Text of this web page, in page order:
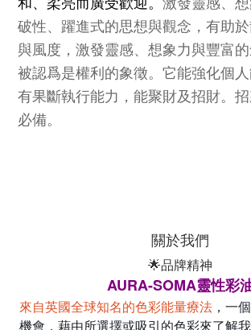
和、柔亮而廣受歡迎。 激發靈感、
破性、躍進式的思想與觀念，有助
與風度，激發靈感、想象力與豐富
被認爲是權利的象徵。它能強化個人
有果斷執行能力，能聚財及招財。
必備。
關於我們
🌟品牌精神
AURA-SOMA靈性彩
來自英國全球知名的色彩能量療法 ，一
機會，藉由所選擇或吸引的色彩來了解